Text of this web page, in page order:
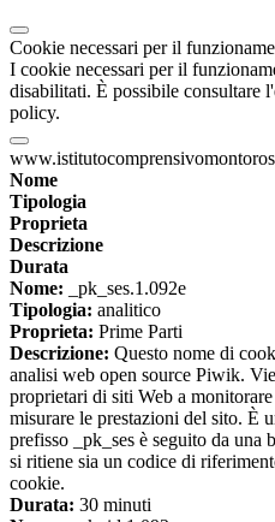
Cookie necessari per il
I cookie necessari per il
disabilitati. È possibile consultare
policy.
Nome
Tipologia
Proprieta
Descrizione
Durata
Nome: _pk_ses.1.092e
Tipologia: analitico
Proprieta: Prime Parti
Descrizione: Questo nome di
analisi web open source Piwik.
proprietari di siti Web a
misurare le prestazioni del sito. È
prefisso _pk_ses è seguito da una
si ritiene sia un codice di
cookie.
Durata: 30 minuti